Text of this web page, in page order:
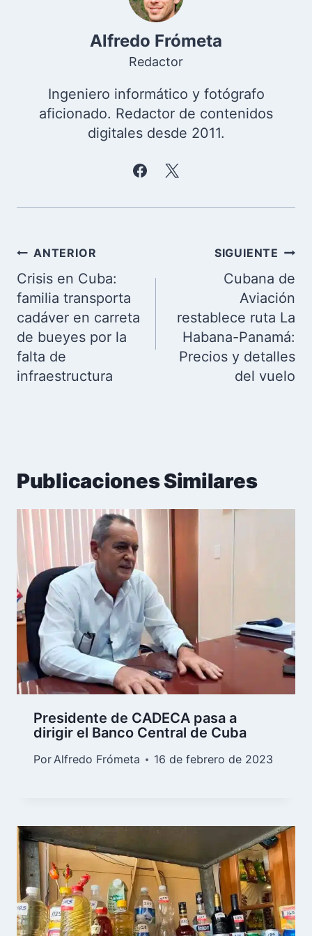
Alfredo Frómeta
Redactor
Ingeniero informático y fotógrafo
aficionado. Redactor de contenidos
digitales desde 2011.
Navegación
de
entradas
ANTERIOR
Crisis en Cuba:
familia transporta
cadáver en carreta
de bueyes por la
falta de
infraestructura
SIGUIENTE
Cubana de
Aviación
restablece ruta La
Habana-Panamá:
Precios y detalles
del vuelo
Publicaciones Similares
Presidente de CADECA pasa a
dirigir el Banco Central de Cuba
PorAlfredo Frómeta 16 de febrero de 2023